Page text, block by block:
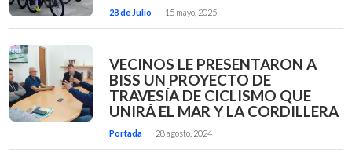
28 de Julio 15 mayo, 2025
VECINOS LE PRESENTARON A
BISS UN PROYECTO DE
TRAVESÍA DE CICLISMO QUE
UNIRÁ EL MAR Y LA CORDILLERA
Portada 28 agosto, 2024